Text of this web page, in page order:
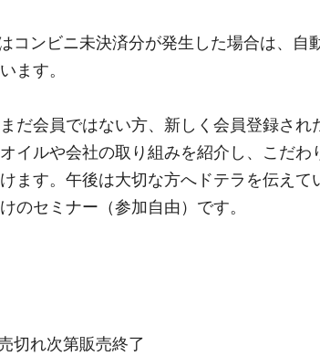
コンビニ未決済分が発生した場合は、自
ます。
だ会員ではない方、新しく会員登録され
イルや会社の取り組みを紹介し、こだわ
ます。午後は大切な方へドテラを伝えて
のセミナー（参加自由）です。
切れ次第販売終了